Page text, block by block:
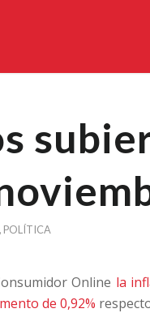
, POLÍTICA
Online la
de 0,92%